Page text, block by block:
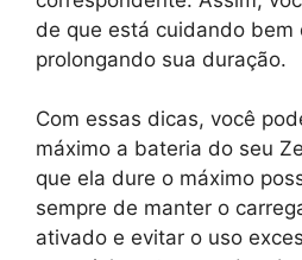
de que está cuidando bem
prolongando sua duração.
Com essas dicas, você
máximo a bateria do seu
que ela dure o máximo
sempre de manter o
ativado e evitar o uso